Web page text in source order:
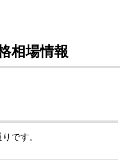
相場情報
です。